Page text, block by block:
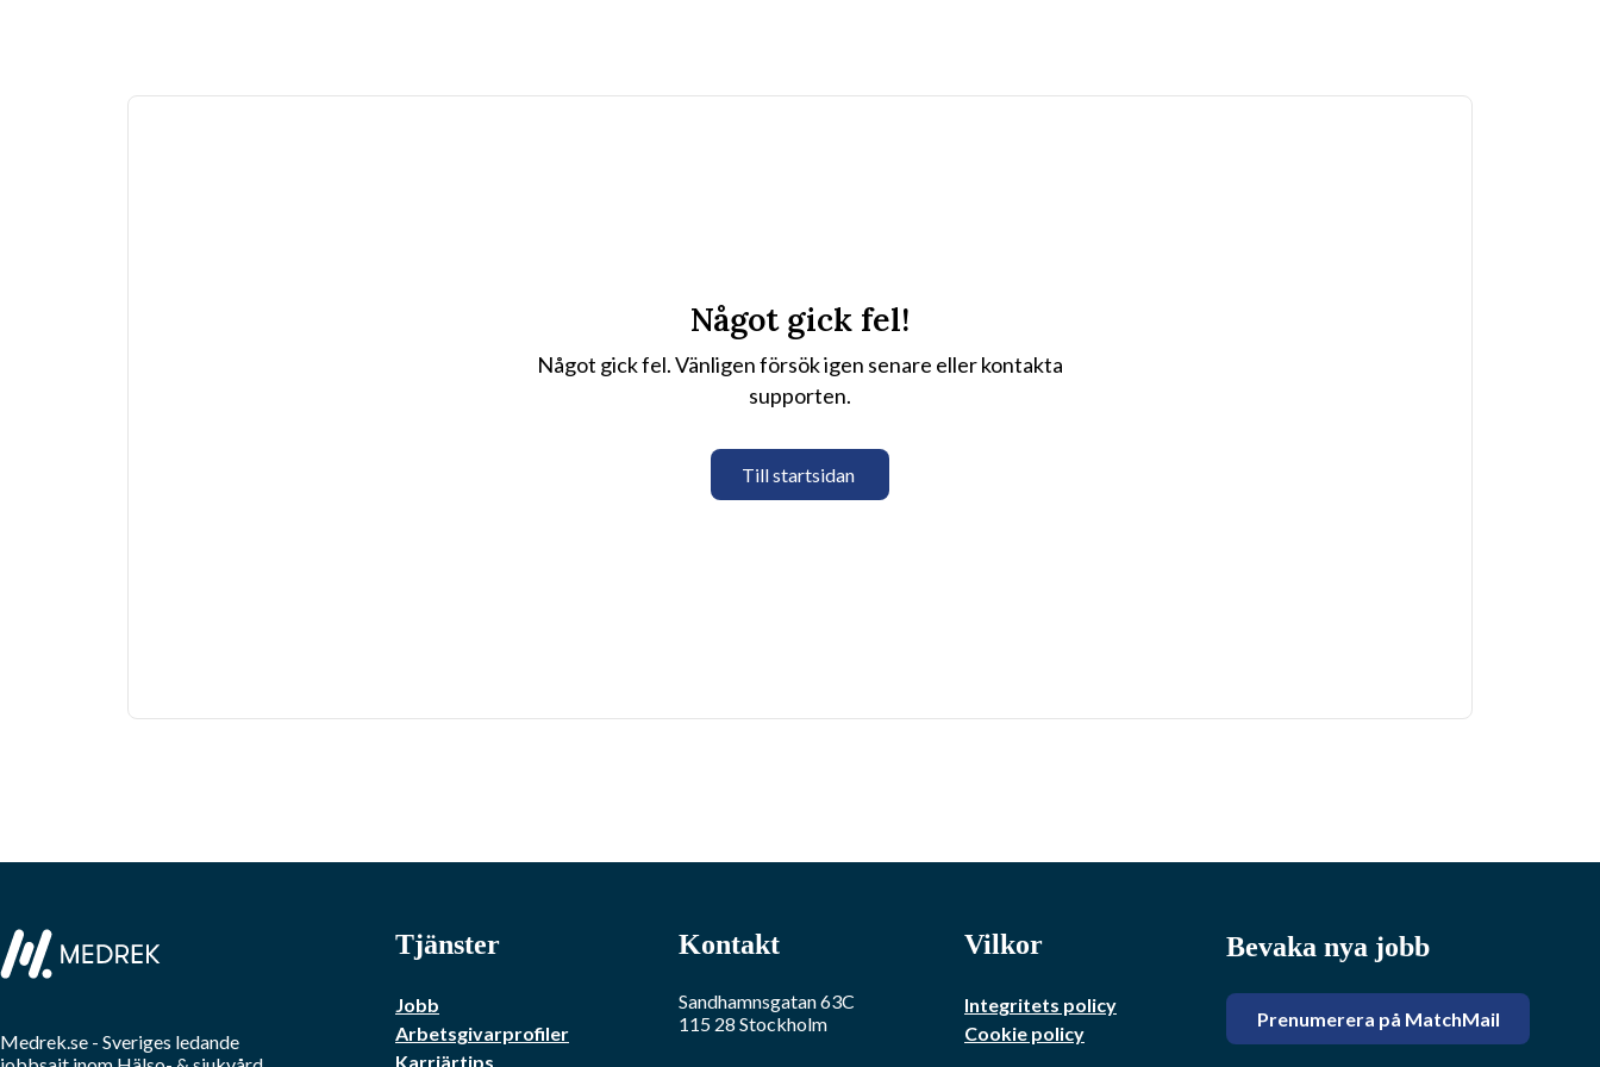
Något gick fel!
Något gick fel. Vänligen försök igen senare eller kontakta
supporten.
Till startsidan
Medrek.se - Sveriges ledande
Tjänster
Jobb
Arbetsgivarprofiler
Karriärtips
Kontakt
Sandhamnsgatan 63C
115 28 Stockholm
Vilkor
Integritets policy
Cookie policy
Bevaka nya jobb
Prenumerera på MatchMail